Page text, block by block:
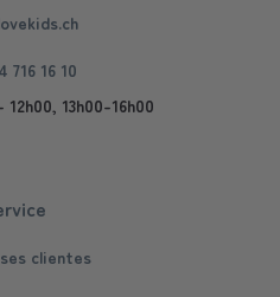
716 16 10
13h00-16h00
clientes